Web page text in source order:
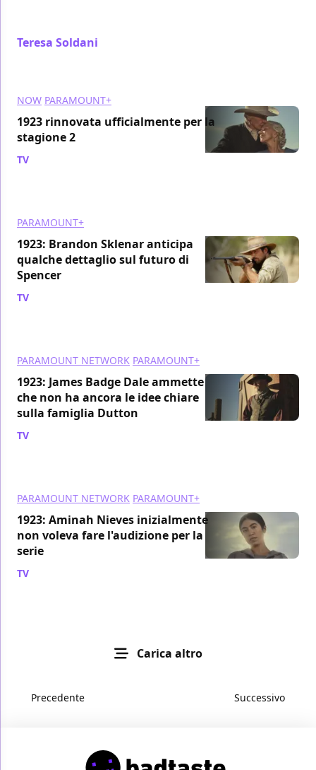
Teresa Soldani
NOW PARAMOUNT+
1923 rinnovata ufficialmente per la
stagione 2
TV
PARAMOUNT+
1923: Brandon Sklenar anticipa
qualche dettaglio sul futuro di
Spencer
TV
PARAMOUNT NETWORK PARAMOUNT+
1923: James Badge Dale ammette
che non ha ancora le idee chiare
sulla famiglia Dutton
TV
PARAMOUNT NETWORK PARAMOUNT+
1923: Aminah Nieves inizialmente
non voleva fare l'audizione per la
serie
TV
Carica altro
Precedente Successivo